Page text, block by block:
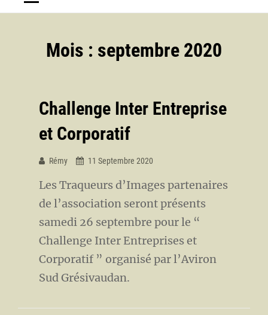
Mois : septembre 2020
Challenge Inter Entreprise
et Corporatif
Rémy 11 Septembre 2020
Les Traqueurs d’Images partenaires
de l’association seront présents
samedi 26 septembre pour le “
Challenge Inter Entreprises et
Corporatif ” organisé par l’Aviron
Sud Grésivaudan.